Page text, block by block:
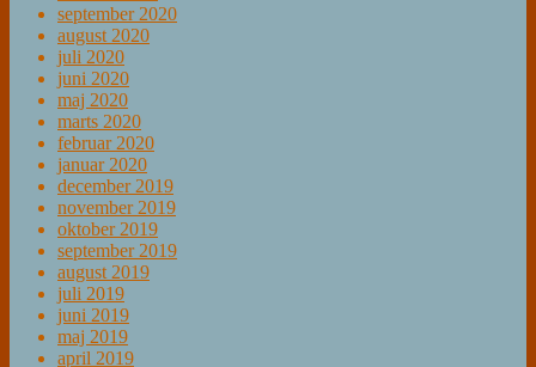
september 2020
august 2020
juli 2020
juni 2020
maj 2020
marts 2020
februar 2020
januar 2020
december 2019
november 2019
oktober 2019
september 2019
august 2019
juli 2019
juni 2019
maj 2019
april 2019